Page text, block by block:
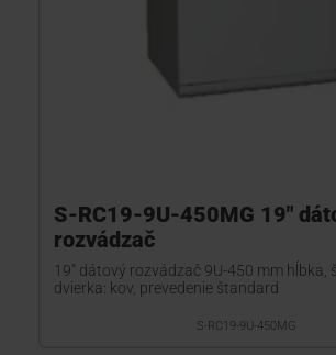
S-RC19-9U-450MG 19"
rozvádzač
19" dátový rozvádzač 9U-450 mm hĺbka,
dvierka: kov, prevedenie štandard
S-RC19-9U-450MG